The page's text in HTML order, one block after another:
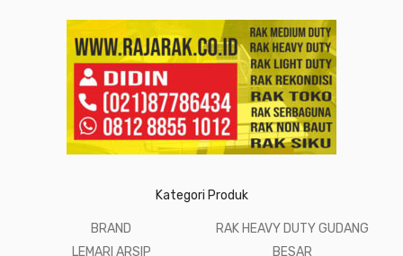
Kategori Produk
BRAND
LEMARI ARSIP
RAK HEAVY DUTY GUDANG
BESAR